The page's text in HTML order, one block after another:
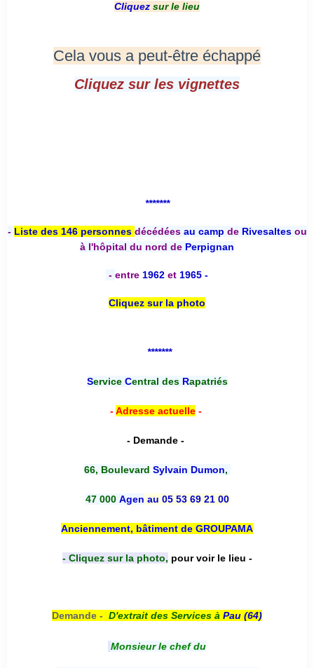
Cliquez sur le lieu
Cela vous a peut-être échappé
Cliquez sur les vignettes
*******
- Liste des 146 personnes décédées au camp deRivesaltesou
à l'hôpital du nord de Perpignan
- entre 1962 et 1965 -
Cliquez sur la photo
*******
Service Central desRapatriés
-Adresse actuelle-
- Demande -
66, Boulevard Sylvain Dumon,
47 000 Agen au 05 53 69 21 00
Anciennement, bâtiment de GROUPAMA
- Cliquez sur la photo, pour voir le lieu -
Demande - D'extrait des Services à Pau (64)
Monsieur le chef du